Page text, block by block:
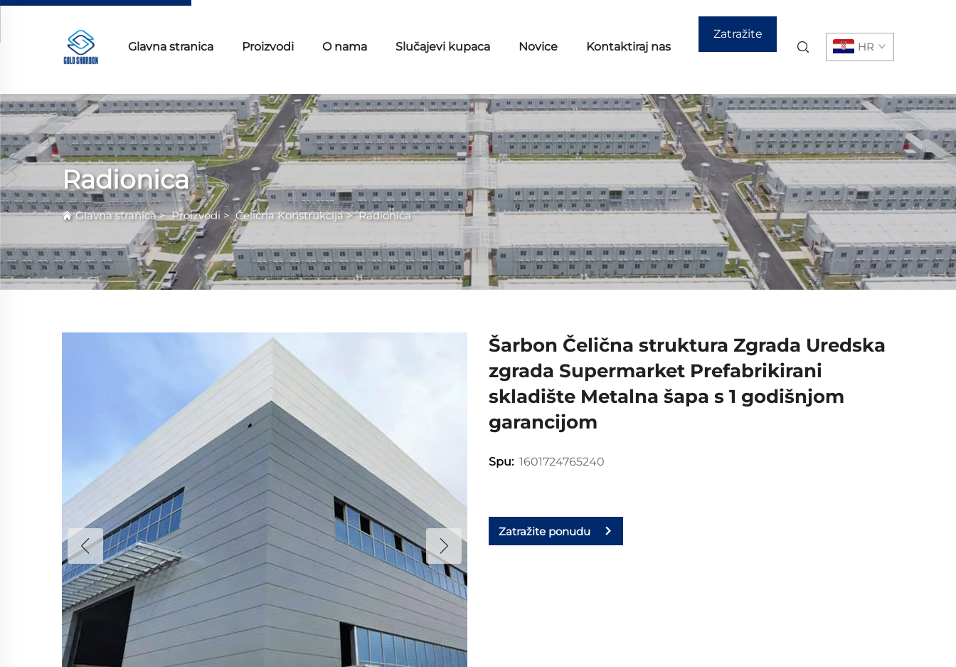
Glavna stranica Proizvodi O nama Slučajevi kupaca Novice Kontaktiraj nas
Zatražite
HR
Radionica
Glavna stranica>Proizvodi >Čelična Konstrukcija>Radionica
Šarbon Čelična struktura Zgrada Uredska
zgrada Supermarket Prefabrikirani
skladište Metalna šapa s 1 godišnjom
garancijom
Spu: 1601724765240
Zatražite ponudu